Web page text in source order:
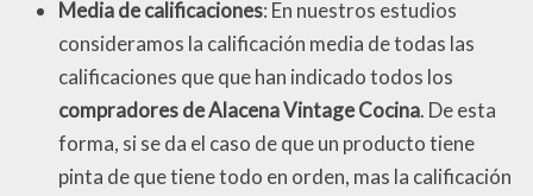
Media de calificaciones: En nuestros estudios
consideramos la calificación media de todas las
calificaciones que que han indicado todos los
compradores de Alacena Vintage Cocina. De esta
forma, si se da el caso de que un producto tiene
pinta de que tiene todo en orden, mas la calificación